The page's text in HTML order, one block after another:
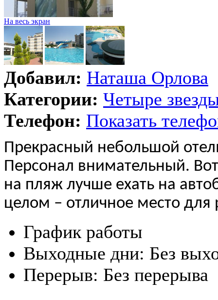
На весь экран
Добавил: Наташа Орлова
Категории: Четыре
Телефон: Показать
Прекрасный небольшой
Персонал внимательный.
на пляж лучше ехать на
целом – отличное место для
График работы
Выходные дни: Без
Перерыв: Без перерыва